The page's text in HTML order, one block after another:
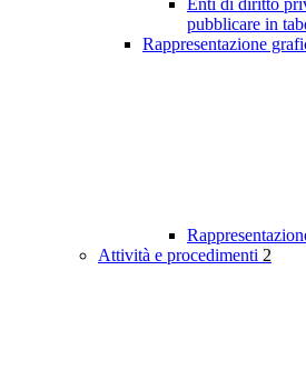
Enti di diritto
pubblicare in
Rappresentazione
Attività e procedimenti 2